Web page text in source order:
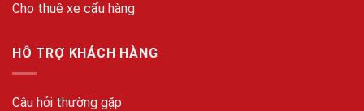
Cho thuê xe cẩu hàng
HỖ TRỢ KHÁCH HÀNG
Câu hỏi thường gặp